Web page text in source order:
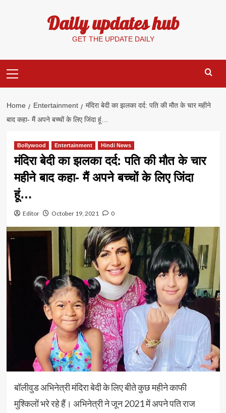
Daily updates hub
GET THE UPDATE DAILY
Menu
Home Entertainment
मंदिरा बेदी का झलका दर्द: पति की मौत के चार महीने
बाद कहा- मैं अपने बच्चों के लिए जिंदा हूं…
Bollywood Entertainment Hindi News
मंदिरा बेदी का झलका दर्द: पति की मौत के चार
महीने बाद कहा- मैं अपने बच्चों के लिए जिंदा
हूं…
Editor October 19, 2021 0
बॉलीवुड अभिनेत्री मंदिरा बेदी के लिए बीते कुछ महीने काफी
मुश्किलों भरे रहे हैं। अभिनेत्री ने जून 2021 में अपने पति राज